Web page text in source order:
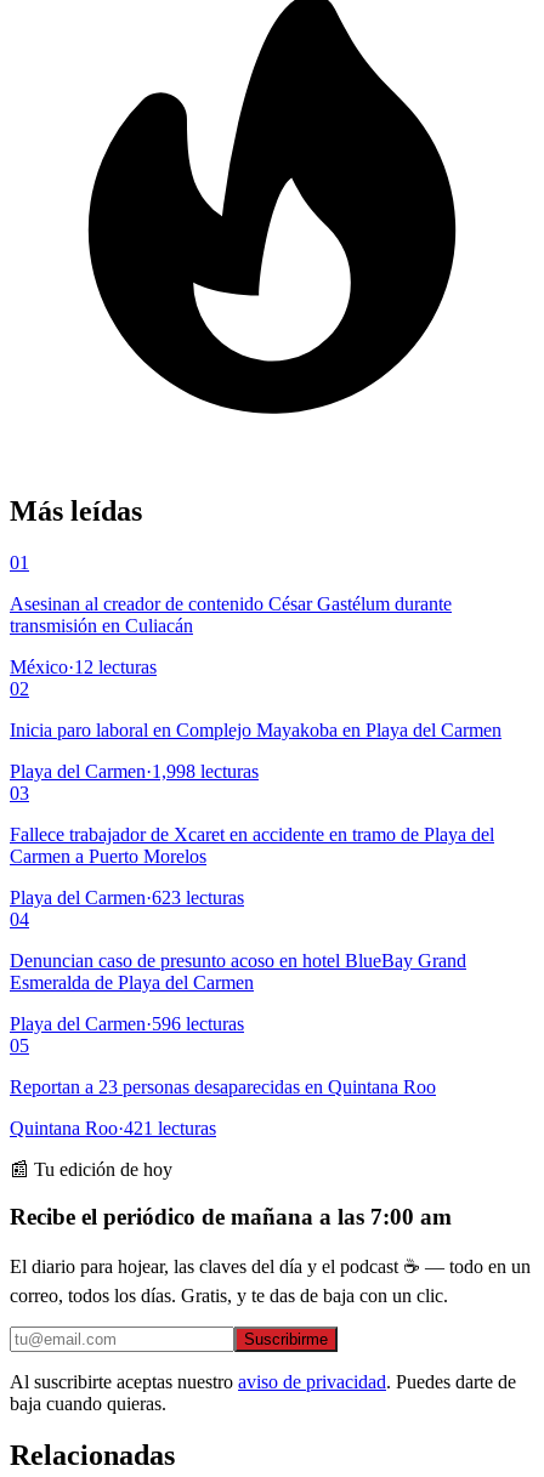
Más leídas
01
Asesinan al creador de contenido César Gastélum durante
transmisión en Culiacán
México·12 lecturas
02
Inicia paro laboral en Complejo Mayakoba en Playa del Carmen
Playa del Carmen·1,998 lecturas
03
Fallece trabajador de Xcaret en accidente en tramo de Playa del
Carmen a Puerto Morelos
Playa del Carmen·623 lecturas
04
Denuncian caso de presunto acoso en hotel BlueBay Grand
Esmeralda de Playa del Carmen
Playa del Carmen·596 lecturas
05
Reportan a 23 personas desaparecidas en Quintana Roo
Quintana Roo·421 lecturas
📰 Tu edición de hoy
Recibe el periódico de mañana a las 7:00 am
El diario para hojear, las claves del día y el podcast ☕ — todo en un
correo, todos los días. Gratis, y te das de baja con un clic.
Suscribirme
Al suscribirte aceptas nuestro aviso de privacidad. Puedes darte de
baja cuando quieras.
Relacionadas